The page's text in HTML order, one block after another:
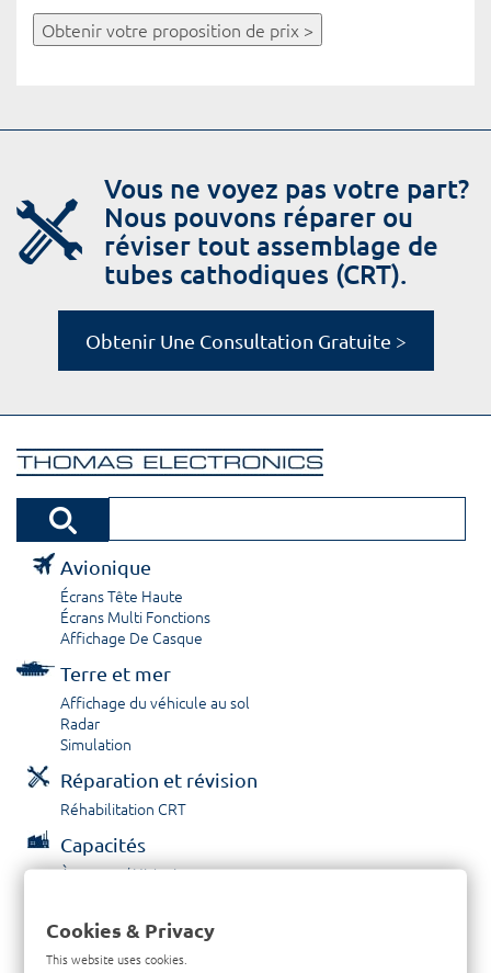
Obtenir votre proposition de prix >
Vous ne voyez pas votre part?
Nous pouvons réparer ou
réviser tout assemblage de
tubes cathodiques (CRT).
Obtenir Une Consultation Gratuite >
Avionique
Écrans Tête Haute
Écrans Multi Fonctions
Affichage De Casque
Terre et mer
Affichage du véhicule au sol
Radar
Simulation
Réparation et révision
Réhabilitation CRT
Capacités
À propos / Historique
Contactez nous
Cookies & Privacy
This website uses cookies.